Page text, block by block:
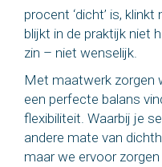
procent ‘dicht’ is,
blijkt in de praktijk niet
zin – niet wenselijk.
Met maatwerk zorgen
een perfecte balans
flexibiliteit. Waarbij je
andere mate van
maar we ervoor